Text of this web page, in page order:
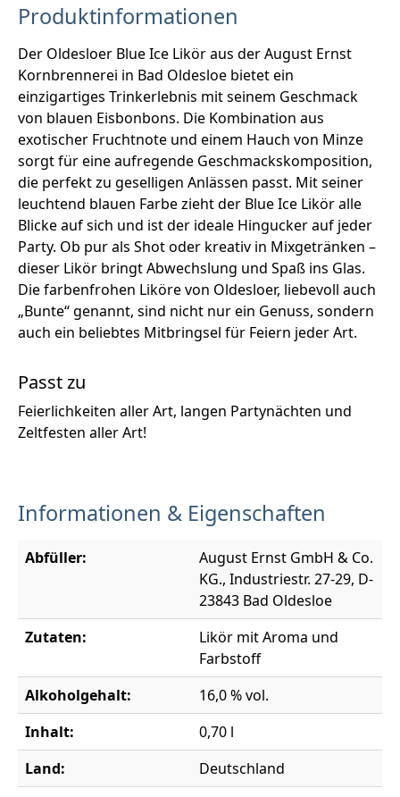
Produktinformationen
Der Oldesloer Blue Ice Likör aus der August Ernst
Kornbrennerei in Bad Oldesloe bietet ein
einzigartiges Trinkerlebnis mit seinem Geschmack
von blauen Eisbonbons. Die Kombination aus
exotischer Fruchtnote und einem Hauch von Minze
sorgt für eine aufregende Geschmackskomposition,
die perfekt zu geselligen Anlässen passt. Mit seiner
leuchtend blauen Farbe zieht der Blue Ice Likör alle
Blicke auf sich und ist der ideale Hingucker auf jeder
Party. Ob pur als Shot oder kreativ in Mixgetränken –
dieser Likör bringt Abwechslung und Spaß ins Glas.
Die farbenfrohen Liköre von Oldesloer, liebevoll auch
„Bunte“ genannt, sind nicht nur ein Genuss, sondern
auch ein beliebtes Mitbringsel für Feiern jeder Art.
Passt zu
Feierlichkeiten aller Art, langen Partynächten und
Zeltfesten aller Art!
Informationen & Eigenschaften
Abfüller:
August Ernst GmbH & Co.
KG., Industriestr. 27-29, D-
23843 Bad Oldesloe
Zutaten:
Likör mit Aroma und
Farbstoff
Alkoholgehalt:
16,0 % vol.
Inhalt:
0,70 l
Land:
Deutschland